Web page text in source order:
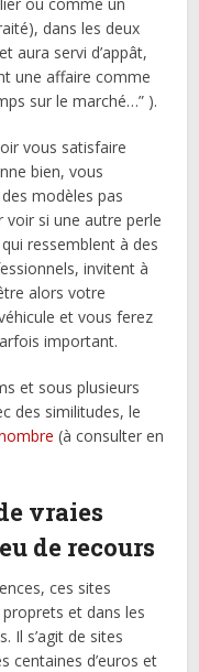
dans les deux
aura servi d’appât,
une affaire comme
sur le marché…” ).
vous satisfaire
bien, vous
modèles pas
voir si une autre perle
ressemblent à des
invitent à
alors votre
et vous ferez
important.
et sous plusieurs
des similitudes, le
(à consulter en
vraies
de recours
ces sites
proprets et dans les
Il s’agit de sites
centaines d’euros et